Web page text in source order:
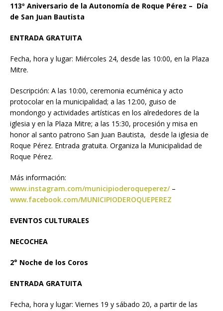
113º Aniversario de la Autonomía de Roque Pérez – Día
de San Juan Bautista
ENTRADA GRATUITA
Fecha, hora y lugar: Miércoles 24, desde las 10:00, en la Plaza
Mitre.
Descripción: A las 10:00, ceremonia ecuménica y acto
protocolar en la municipalidad; a las 12:00, guiso de
mondongo y actividades artísticas en los alrededores de la
iglesia y en la Plaza Mitre; a las 15:30, procesión y misa en
honor al santo patrono San Juan Bautista, desde la iglesia de
Roque Pérez. Entrada gratuita. Organiza la Municipalidad de
Roque Pérez.
Más información:
www.instagram.com/municipioderoqueperez/–
www.facebook.com/MUNICIPIODEROQUEPEREZ
EVENTOS CULTURALES
NECOCHEA
2° Noche de los Coros
ENTRADA GRATUITA
Fecha, hora y lugar: Viernes 19 y sábado 20, a partir de las